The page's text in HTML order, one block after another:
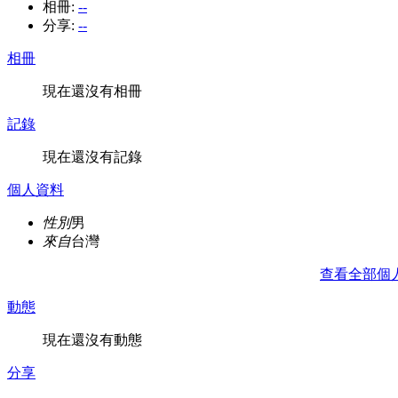
相冊: --
分享: --
相冊
現在還沒有相冊
記錄
現在還沒有記錄
個人資料
性別男
來自台灣
查看全部個
動態
現在還沒有動態
分享